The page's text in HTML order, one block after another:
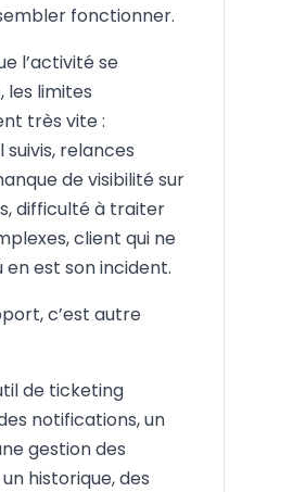
fonctionner.
l’activité se
les limites
très vite :
relances
de visibilité sur
difficulté à traiter
client qui ne
en est son incident.
c’est autre
de ticketing
notifications, un
gestion des
historique, des